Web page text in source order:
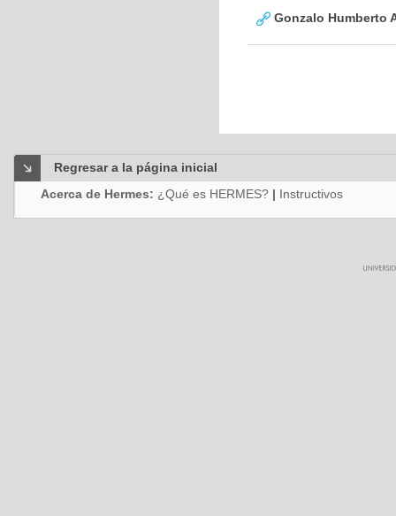
Gonzalo Humberto
Regresar a la página inicial
Acerca de Hermes: ¿Qué es HERMES? | Instructivos